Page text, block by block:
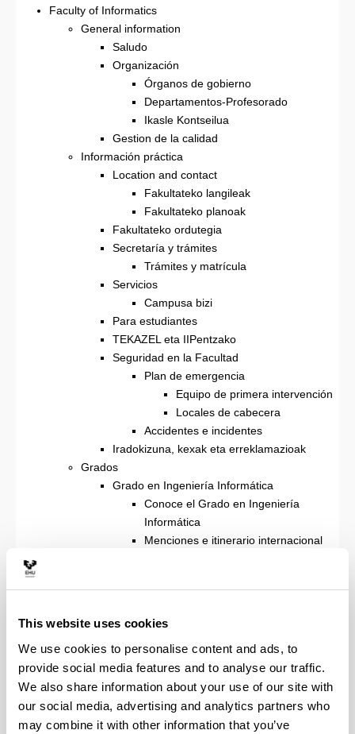
This website uses cookies
We use cookies to personalise content and ads, to
provide social media features and to analyse our traffic.
We also share information about your use of our site with
our social media, advertising and analytics partners who
may combine it with other information that you’ve
Faculty of Informatics
General information
Saludo
Organización
Órganos de gobierno
Departamentos-Profesorado
Ikasle Kontseilua
Gestion de la calidad
Información práctica
Location and contact
Fakultateko langileak
Fakultateko planoak
Fakultateko ordutegia
Secretaría y trámites
Trámites y matrícula
Servicios
Campusa bizi
Para estudiantes
TEKAZEL eta IIPentzako
Seguridad en la Facultad
Plan de emergencia
Equipo de primera intervención
Locales de cabecera
Accidentes e incidentes
Iradokizuna, kexak eta erreklamazioak
Grados
Grado en Ingeniería Informática
Conoce el Grado en Ingeniería
Informática
Menciones e itinerario internacional
Trabajo Fin de Grado
Pósteres
Lan-mundua
Grado en Inteligencia Artificial
Conoce el Grado en Inteligencia
Artificial